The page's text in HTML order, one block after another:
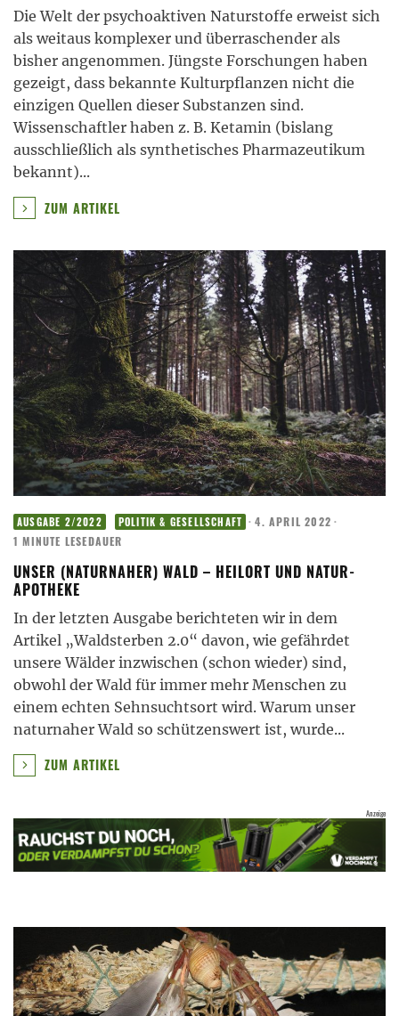
Die Welt der psychoaktiven Naturstoffe erweist sich
als weitaus komplexer und überraschender als
bisher angenommen. Jüngste Forschungen haben
gezeigt, dass bekannte Kulturpflanzen nicht die
einzigen Quellen dieser Substanzen sind.
Wissenschaftler haben z. B. Ketamin (bislang
ausschließlich als synthetisches Pharmazeutikum
bekannt)...
ZUM ARTIKEL
AUSGABE 2/2022 POLITIK & GESELLSCHAFT · 4. APRIL 2022 ·
1 MINUTE LESEDAUER
UNSER (NATURNAHER) WALD – HEILORT UND NATUR-
APOTHEKE
In der letzten Ausgabe berichteten wir in dem
Artikel „Waldsterben 2.0“ davon, wie gefährdet
unsere Wälder inzwischen (schon wieder) sind,
obwohl der Wald für immer mehr Menschen zu
einem echten Sehnsuchtsort wird. Warum unser
naturnaher Wald so schützenswert ist, wurde...
ZUM ARTIKEL